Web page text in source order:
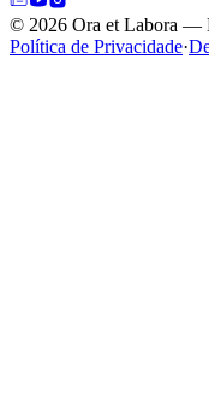
© 2026 Ora et Labora —
Política de Privacidade·